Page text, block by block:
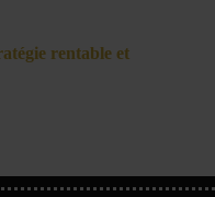
rentable et